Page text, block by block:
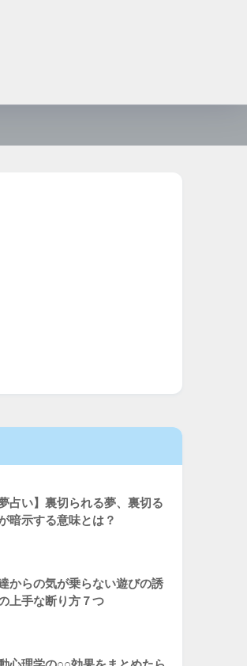
夢占い】裏切られる夢、裏切る
暗示する意味とは？
からの気が乗らない遊びの誘
上手な断り方７つ